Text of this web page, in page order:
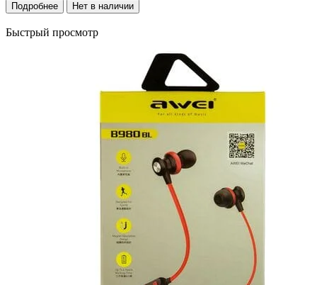
Подробнее Нет в наличии
Быстрый просмотр